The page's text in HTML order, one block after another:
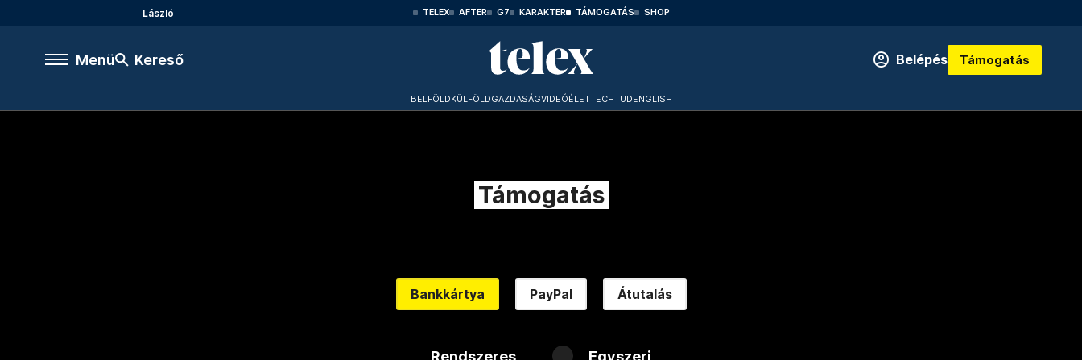
László TELEX AFTER G7 KARAKTER TÁMOGATÁS SHOP
Menü Kereső Belépés Támogatás
BELFÖLDKÜLFÖLDGAZDASÁGVIDEÓÉLETTECHTUDENGLISH
Támogatás
Bankkártya PayPal Átutalás
Rendszeres Egyszeri